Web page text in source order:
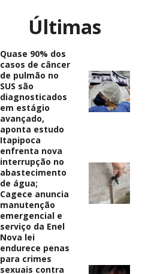
Últimas
Quase 90% dos
casos de câncer
de pulmão no
SUS são
diagnosticados
em estágio
avançado,
aponta estudo
Itapipoca
enfrenta nova
interrupção no
abastecimento
de água;
Cagece anuncia
manutenção
emergencial e
serviço da Enel
Nova lei
endurece penas
para crimes
sexuais contra